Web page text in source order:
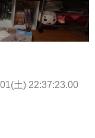
土) 22:37:23.00